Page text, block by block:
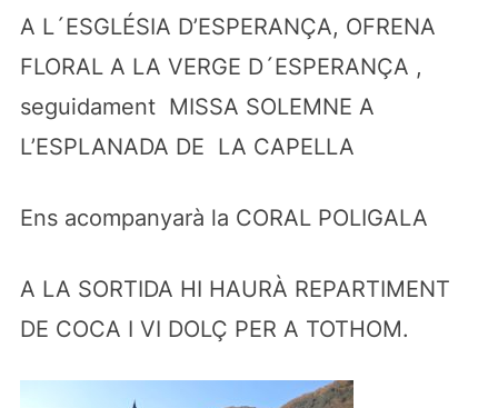
A L´ESGLÉSIA D’ESPERANÇA, OFRENA
FLORAL A LA VERGE D´ESPERANÇA ,
seguidament MISSA SOLEMNE A
L’ESPLANADA DE LA CAPELLA
Ens acompanyarà la CORAL POLIGALA
A LA SORTIDA HI HAURÀ REPARTIMENT
DE COCA I VI DOLÇ PER A TOTHOM.